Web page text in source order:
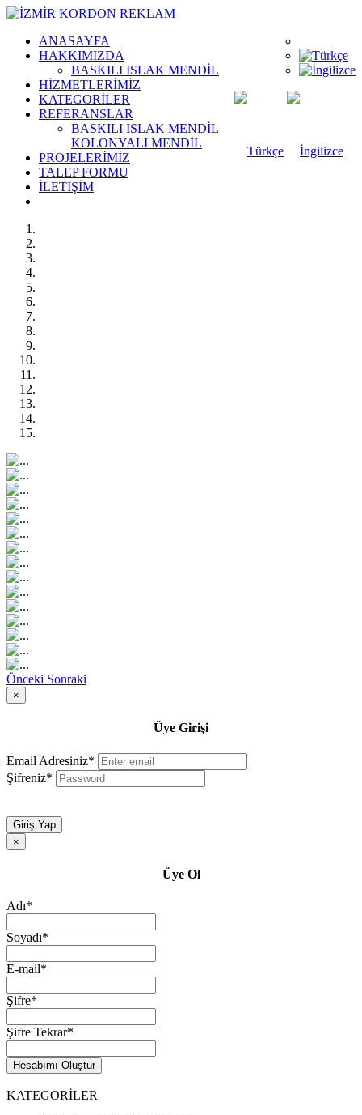
ANASAYFA
HAKKIMIZDA
BASKILI ISLAK MENDİL
HİZMETLERİMİZ
KATEGORİLER
REFERANSLAR
BASKILI ISLAK MENDİL
KOLONYALI MENDİL
PROJELERİMİZ
TALEP FORMU
İLETİŞİM
Önceki Sonraki
×
Üye Girişi
Email Adresiniz*
Şifreniz*
Giriş Yap
×
Üye Ol
Adı*
Soyadı*
E-mail*
Şifre*
Şifre Tekrar*
Hesabımı Oluştur
KATEGORİLER